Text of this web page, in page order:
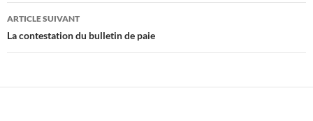
ARTICLE SUIVANT
La contestation du bulletin de paie